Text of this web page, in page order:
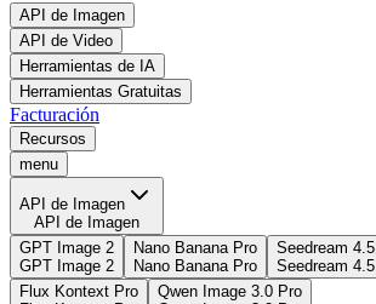
API de Imagen
API de Video
Herramientas de IA
Herramientas Gratuitas
Facturación
Recursos
menu
API de Imagen
API de Imagen
GPT Image 2
GPT Image 2
Nano Banana Pro
Nano Banana Pro
Seedream 4.5
Seedream 4.5
Flux Kontext Pro
Qwen Image 3.0 Pro